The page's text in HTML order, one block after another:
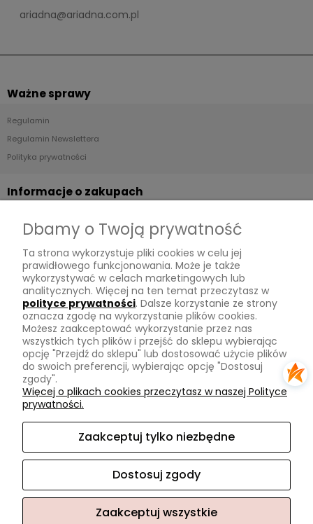
ariadna@ariadna.com.pl
Ważne sprawy
Regulamin
Regulamin Newslettera
Polityka prywatności
Informacje o zakupach
Płatności
Zwroty
Tu mnie znajdziesz
Kontakt
O mnie
Instagram
Na skróty
Promocje
Sklep internetowy Shoper.pl
Dbamy o Twoją prywatność
Ta strona wykorzystuje pliki cookies w celu jej
prawidłowego funkcjonowania. Może je także
wykorzystywać w celach marketingowych lub
analitycznych. Więcej na ten temat przeczytasz w
polityce prywatności. Dalsze korzystanie ze strony
oznacza zgodę na wykorzystanie plików cookies.
Możesz zaakceptować wykorzystanie przez nas
wszystkich tych plików i przejść do sklepu wybierając
opcję "Przejdź do sklepu" lub dostosować użycie plików
do swoich preferencji, wybierając opcję "Dostosuj
zgody".
Więcej o plikach cookies przeczytasz w naszej Polityce
prywatności.
Zaakceptuj tylko niezbędne
Dostosuj zgody
Zaakceptuj wszystkie